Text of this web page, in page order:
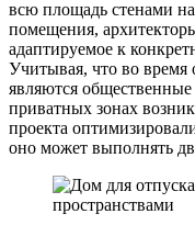
всю площадь стенами
помещения,
адаптируемое к
Учитывая, что во время
являются общественные
приватных зонах
проекта
оно может выполнять